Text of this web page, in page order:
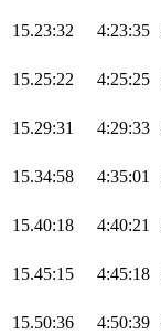
15.23:32 4:23:35
15.25:22 4:25:25
15.29:31 4:29:33
15.34:58 4:35:01
15.40:18 4:40:21
15.45:15 4:45:18
15.50:36 4:50:39